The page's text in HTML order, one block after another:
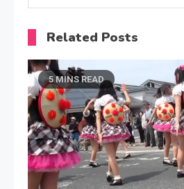
Related Posts
5 MINS READ